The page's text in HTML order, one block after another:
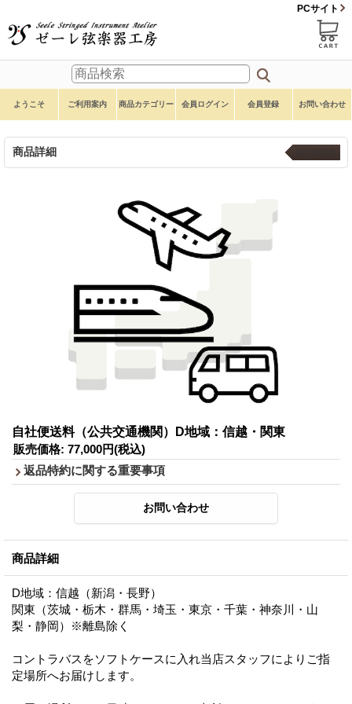
PCサイト
ようこそ ご利用案内 商品カテゴリー 会員ログイン 会員登録 お問い合わせ
商品詳細
自社便送料（公共交通機関）D地域：信越・関東
販売価格: 77,000円(税込)
返品特約に関する重要事項
商品詳細
D地域：信越（新潟・長野）
関東（茨城・栃木・群馬・埼玉・東京・千葉・神奈川・山
梨・静岡）※離島除く
コントラバスをソフトケースに入れ当店スタッフによりご指
定場所へお届けします。